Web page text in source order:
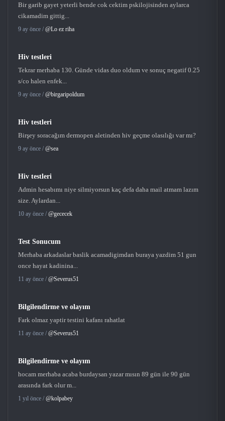
Bir garib gayet yeterli bende cok cektim pskilojisinden aylarca
cikamadim gittig...
9 ay önce / @Lo ez riha
Hiv testleri
Tekrar merhaba 130. Günde vidas duo oldum ve sonuç negatif 0.25
s/co halen enfek...
9 ay önce / @birgaripoldum
Hiv testleri
Birşey soracağım dermopen aletinden hiv geçme olasılığı var mı?
9 ay önce / @sea
Hiv testleri
Admin hesabımı niye silmiyorsun kaç defa daha mail atmam lazım
size. Aylardan...
10 ay önce / @gececek
Test Sonucum
Merhaba arkadaslar baslik acamadigimdan buraya yazdim 51 gun
once hayat kadinina...
11 ay önce / @Severus51
Bilgilendirme ve olayım
Fark olmaz yaptir testini kafanı rahatlat
11 ay önce / @Severus51
Bilgilendirme ve olayım
hocam merhaba acaba burdaysan yazar mısın 89 gün ile 90 gün
arasında fark olur m...
1 yıl önce / @kolpabey